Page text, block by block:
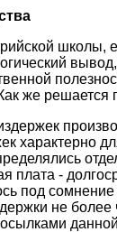
школы,
же
характерно
плата -
под
не